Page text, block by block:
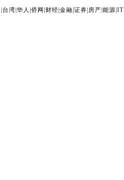
台湾 华人 侨网 财经 金融 证券 房产 能源 IT|